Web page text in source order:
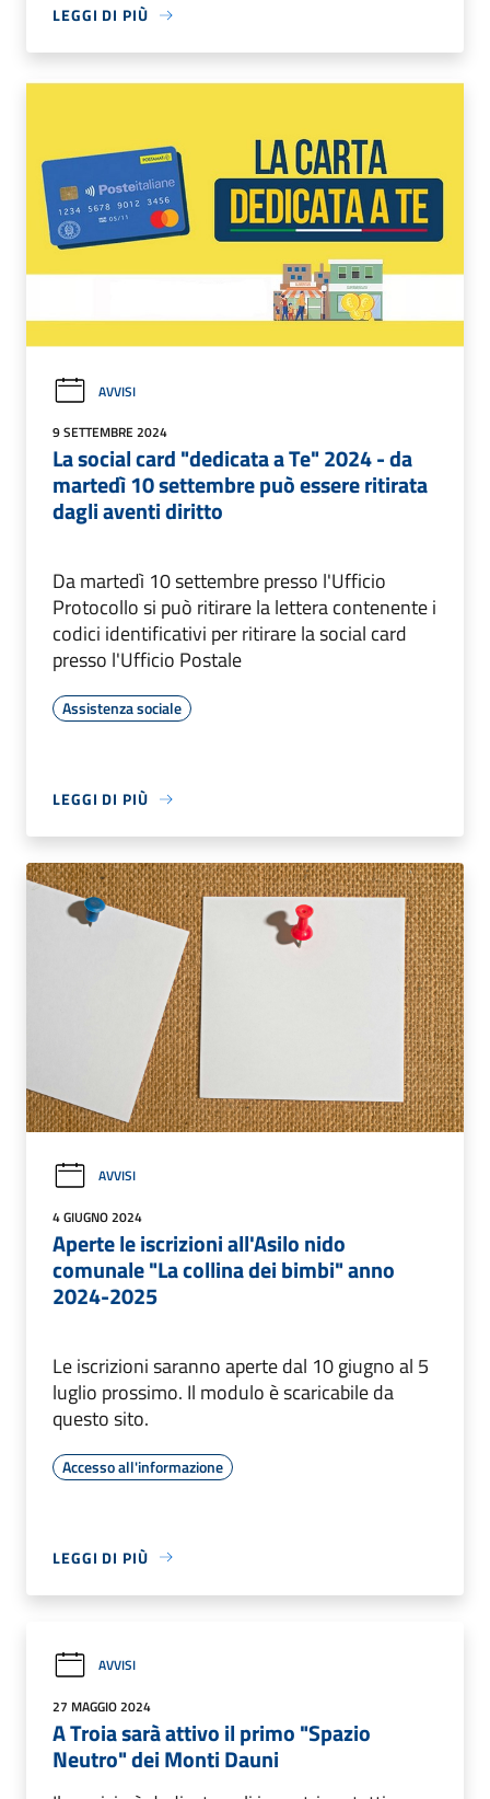
LEGGI DI PIÙ
AVVISI
9 SETTEMBRE 2024
La social card "dedicata a Te" 2024 - da
martedì 10 settembre può essere ritirata
dagli aventi diritto
Da martedì 10 settembre presso l'Ufficio
Protocollo si può ritirare la lettera contenente i
codici identificativi per ritirare la social card
presso l'Ufficio Postale
Assistenza sociale
LEGGI DI PIÙ
AVVISI
4 GIUGNO 2024
Aperte le iscrizioni all'Asilo nido
comunale "La collina dei bimbi" anno
2024-2025
Le iscrizioni saranno aperte dal 10 giugno al 5
luglio prossimo. Il modulo è scaricabile da
questo sito.
Accesso all'informazione
LEGGI DI PIÙ
AVVISI
27 MAGGIO 2024
A Troia sarà attivo il primo "Spazio
Neutro" dei Monti Dauni